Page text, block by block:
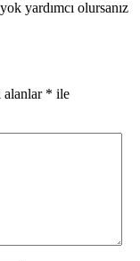
yardımcı olursanız
alanlar * ile